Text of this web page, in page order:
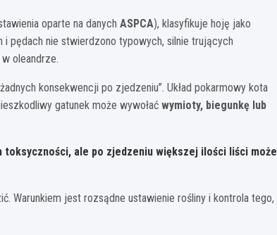
oparte na danych ASPCA), klasyfikuje hoję jako
pędach nie stwierdzono typowych, silnie trujących
oleandrze.
konsekwencji po zjedzeniu”. Układ pokarmowy kota
gatunek może wywołać wymioty, biegunkę lub
toksyczności, ale po zjedzeniu większej ilości liści może
Warunkiem jest rozsądne ustawienie rośliny i kontrola tego,